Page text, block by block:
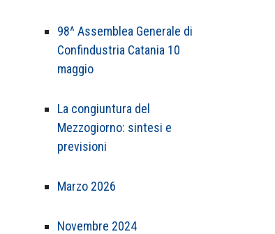
98^ Assemblea Generale di
Confindustria Catania 10
maggio
La congiuntura del
Mezzogiorno: sintesi e
previsioni
Marzo 2026
Novembre 2024